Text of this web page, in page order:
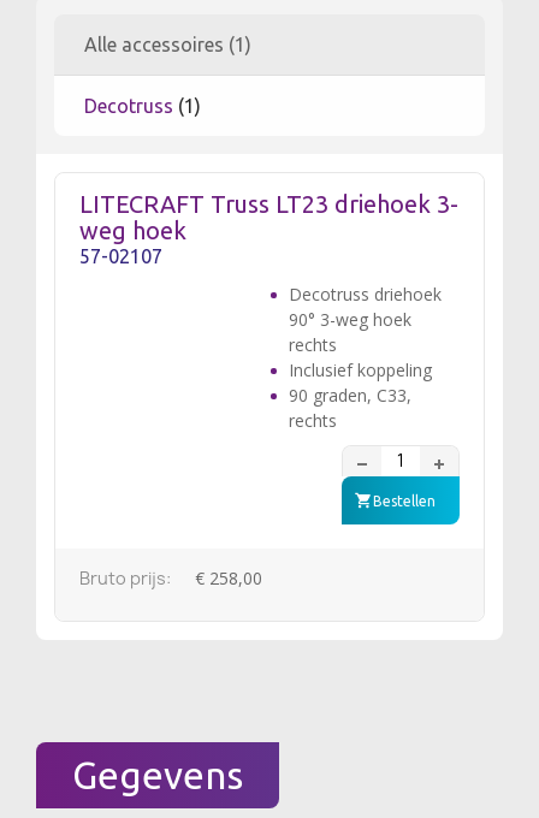
Alle accessoires (1)
Decotruss (1)
LITECRAFT Truss LT23 driehoek 3-
weg hoek
57-02107
Decotruss driehoek
90° 3-weg hoek
rechts
Inclusief koppeling
90 graden, C33,
rechts
Bestellen
Bruto prijs: € 258,00
Gegevens